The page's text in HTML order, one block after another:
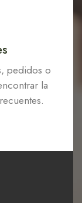
pedidos o
la